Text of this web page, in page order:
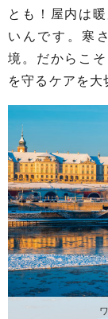
とも！屋内は
いんです。寒
境。だからこ
を守るケアを大